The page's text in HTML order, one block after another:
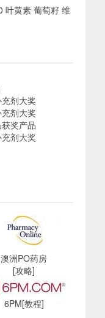
叶黄素 葡萄籽 维
剂大奖
剂大奖
奖产品
剂大奖
澳洲PO药房
[攻略]
6PM[教程]